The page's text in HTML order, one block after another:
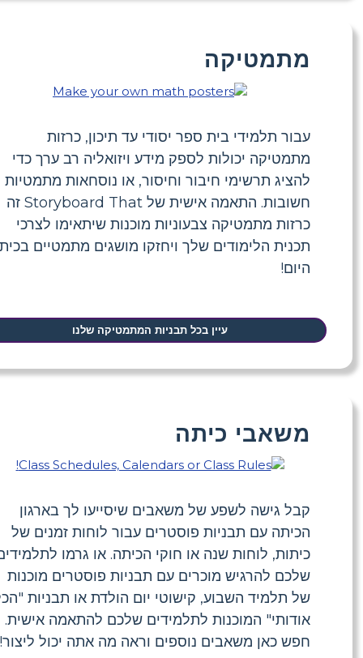
מתמטיקה
עבור תלמידי בית ספר יסודי עד תיכון, כרזות
מתמטיקה יכולות לספק מידע ויזואליה רב ערך כדי
להציג תרשימי חיבור וחיסור, או נוסחאות מתמטיות
חשובות. התאמה אישית של Storyboard That זה
כרזות מתמטיקה צבעוניות מוכנות שיתאימו לצרכי
תכנית הלימודים שלך ויחזקו מושגים מתמטיים
היום!
עיין בכל תבניות המתמטיקה שלנו
משאבי כיתה
קבל גישה לשפע של משאבים שיסייעו לך בארגון
הכיתה עם תבניות פוסטרים עבור לוחות זמנים של
כיתות, לוחות שנה או חוקי הכיתה. או גרמו
שלכם להרגיש מוכרים עם תבניות פוסטרים מוכנות
של תלמיד השבוע, קישוטי יום הולדת או תבניות
אודותי" המוכנות לתלמידים שלכם להתאמה אישית.
חפש כאן משאבים נוספים וראה מה אתה יכול ליצור!